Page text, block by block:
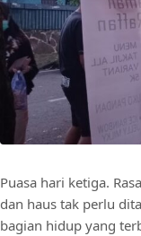
Puasa hari ketiga.
dan haus tak perlu
bagian hidup yang